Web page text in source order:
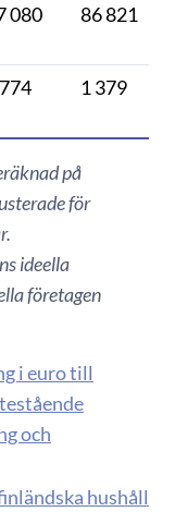
080 86 821
1 379
på
för
ideella
företagen
i euro till
och
hushåll